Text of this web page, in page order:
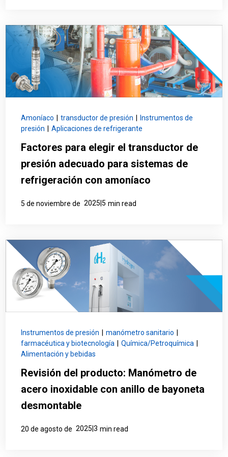
Amoníaco transductor de presión
Instrumentos de
presión
Aplicaciones de refrigerante
Factores para elegir el transductor de
presión adecuado para sistemas de
refrigeración con amoníaco
5 de noviembre de 2025|5 min read
Instrumentos de presión manómetro sanitario
farmacéutica y biotecnología
Química/Petroquímica
Alimentación y bebidas
Revisión del producto: Manómetro de
acero inoxidable con anillo de bayoneta
desmontable
20 de agosto de 2025|3 min read